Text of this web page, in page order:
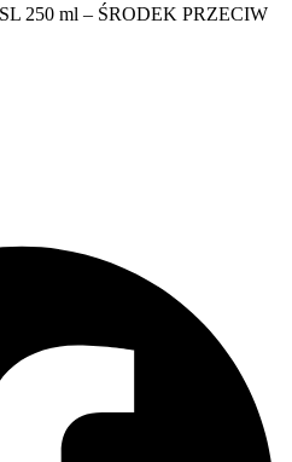
250 ml – ŚRODEK PRZECIW